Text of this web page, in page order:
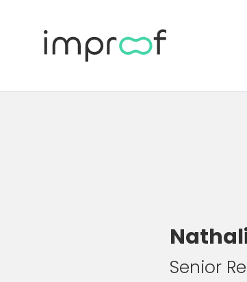
Senior